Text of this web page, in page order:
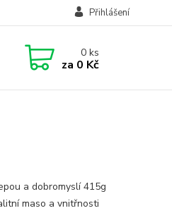
Přihlášení
0ks
za 0 Kč
a dobromyslí 415g
maso a vnitřnosti